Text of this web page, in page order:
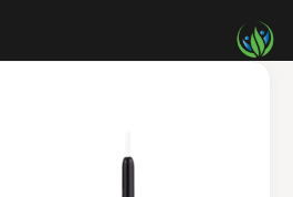
انتقل
إلى
المحتوى